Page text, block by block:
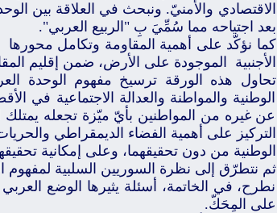
الاقتصادي والأمنيّ. ونبحث في العلاقة بين
بعد اجتياحه مما سُمِّيَ بِ "الربيع العربي".
كما نؤكّد على أهمية المقاومة وتكامل محورها
الأجنبية الموجودة على الأرض، ضمن إقليم
تحاول هذه الورقة ترسيخ مفهوم الوحدة
الوطنية والمواطنة والعدالة الاجتماعية في
عن غيره من المواطنين بأيّ ميّزة تجعله
التركيز على أهمية الفضاء الديمقراطي
الوطنية من دون تحقيقهما، وعلى إمكانية
ثم نتطرّق إلى نظرة السوريين السلبية لمفهوم
نطرح، في الخاتمة، أسئلة يثيرها الوضع
على المِحَكّ.